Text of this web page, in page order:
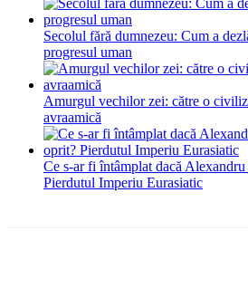
Secolul fără dumnezeu: Cum a
progresul uman
Amurgul vechilor zei: către o
avraamică
Ce s-ar fi întâmplat dacă
Pierdutul Imperiu Eurasiatic